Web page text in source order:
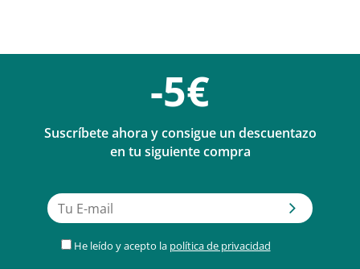
-5€
Suscríbete ahora y consigue un descuentazo
en tu siguiente compra
He leído y acepto la política de privacidad